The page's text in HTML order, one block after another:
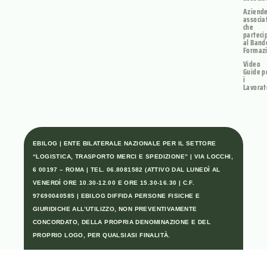
che
al
Video
Guide
i
EBILOG | ENTE BILATERALE NAZIONALE PER IL SETTORE
“LOGISTICA, TRASPORTO MERCI E SPEDIZIONE” | VIA LOCCHI,
6 00197 – ROMA | TEL. 06.8081582 (ATTIVO DAL LUNEDÌ AL
VENERDÌ ORE 10.30-12.00 E ORE 15.30-16.30 | C.F.
97690040585 | EBILOG DIFFIDA PERSONE FISICHE E
GIURIDICHE ALL’UTILIZZO, NON PREVENTIVAMENTE
CONCORDATO, DELLA PROPRIA DENOMINAZIONE E DEL
PROPRIO LOGO, PER QUALSIASI FINALITÀ.